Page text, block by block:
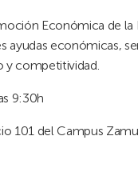
Económica de la
ayudas económicas,
y competitividad.
9:30h
101 del Campus